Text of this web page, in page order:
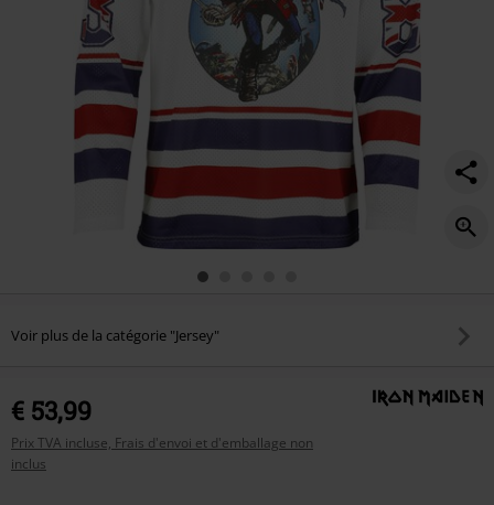
Voir plus de la catégorie "Jersey"
€ 53,99
Prix TVA incluse, Frais d'envoi et d'emballage non
inclus